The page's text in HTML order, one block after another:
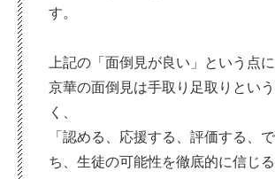
す。
上記の「面倒見が良い」という点に
京華の面倒見は手取り足取りとい
く、
「認める、応援する、評価する、
ち、生徒の可能性を徹底的に信じる